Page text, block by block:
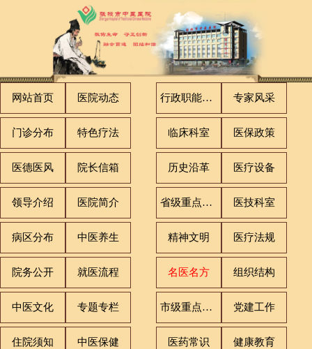
网站首页 医院动态 行政职能科室 专家风采
门诊分布 特色疗法 临床科室 医保政策
医德医风 院长信箱 历史沿革 医疗设备
领导介绍 医院简介 省级重点专科 医技科室
病区分布 中医养生 精神文明 医疗法规
院务公开 就医流程 名医名方 组织结构
中医文化 专题专栏 市级重点专科 党建工作
住院须知 中医保健 医药常识 健康教育